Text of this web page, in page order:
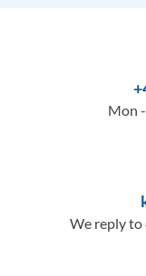
Mon
We reply to